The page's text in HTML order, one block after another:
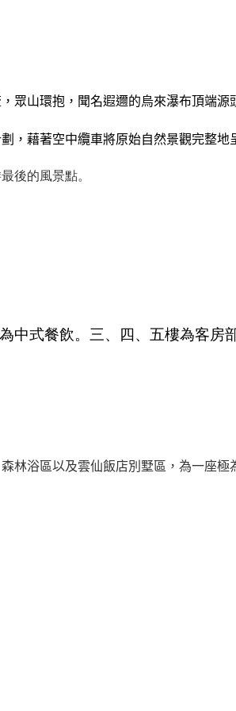
眾山環抱，聞名遐邇的烏來瀑布頂端
，藉著空中纜車將原始自然景觀完整
後的風景點。
式餐飲。三、四、五樓為客
林浴區以及雲仙飯店別墅區，為一座極